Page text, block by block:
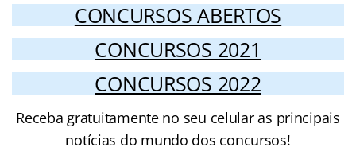
CONCURSOS ABERTOS
CONCURSOS 2021
CONCURSOS 2022
Receba gratuitamente no seu celular as principais
notícias do mundo dos concursos!